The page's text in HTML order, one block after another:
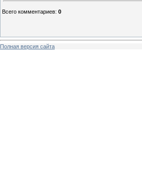
Всего комментариев: 0
Полная версия сайта